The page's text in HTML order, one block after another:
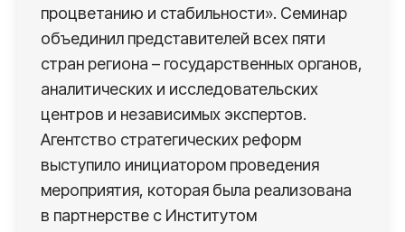
процветанию и стабильности». Семинар
объединил представителей всех пяти
стран региона – государственных органов,
аналитических и исследовательских
центров и независимых экспертов.
Агентство стратегических реформ
выступило инициатором проведения
мероприятия, которая была реализована
в партнерстве с Институтом